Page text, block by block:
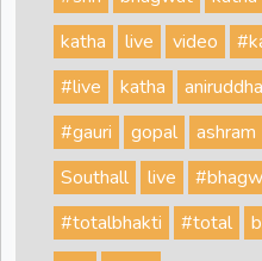
katha
live video
#live
katha
#gauri
gopal ashram
Southall
live
#totalbhakti
#total